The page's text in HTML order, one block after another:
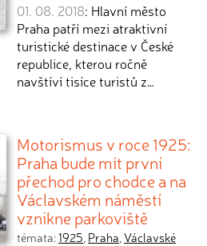
01. 08. 2018: Hlavní město
Praha patří mezi atraktivní
turistické destinace v České
republice, kterou ročně
navštíví tisíce turistů z…
Motorismus v roce 1925:
Praha bude mít první
přechod pro chodce a na
Václavském náměstí
vznikne parkoviště
témata:1925, Praha,Václavské